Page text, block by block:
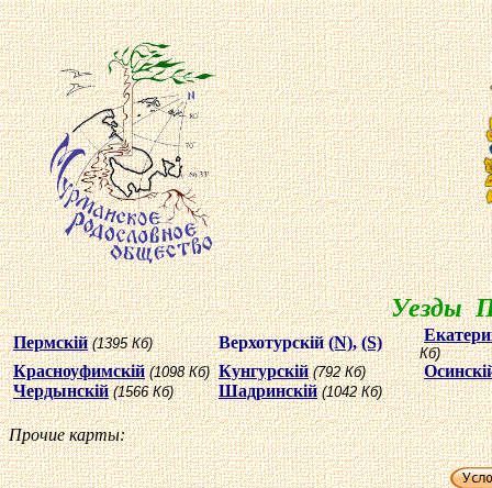
Уезды
Пермскiй (1395 Кб) Верхотурскiй(N),(S)
Кб)
Красноуфимскiй (1098 Кб) Кунгурскiй (792 Кб)
Чердынскiй (1566 Кб) Шадринскiй (1042 Кб)
Прочие карты: